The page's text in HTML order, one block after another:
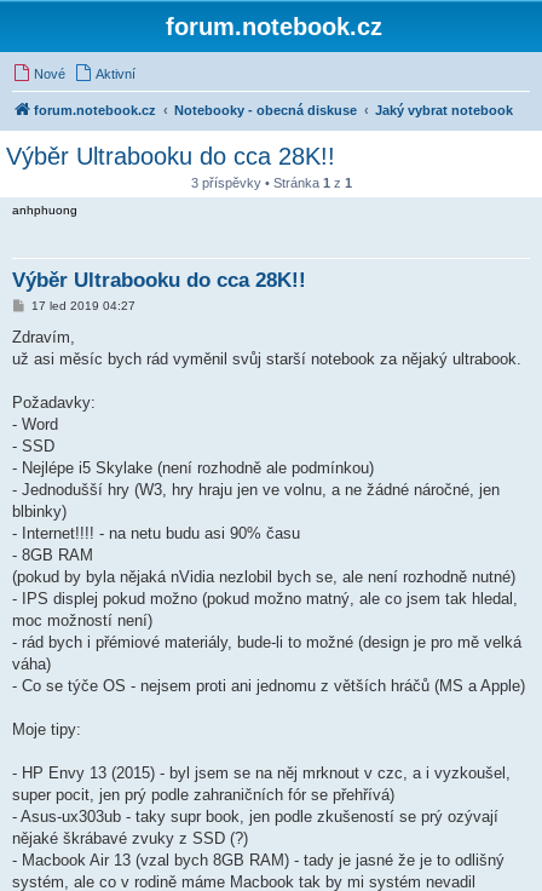
forum.notebook.cz
Nové Aktivní
forum.notebook.cz Notebooky - obecná diskuse Jaký vybrat notebook
Výběr Ultrabooku do cca 28K!!
3 příspěvky • Stránka 1 z 1
anhphuong
Výběr Ultrabooku do cca 28K!!
P
í
p
e
k
17 led 2019 04:27
Zdravím,
už asi měsíc bych rád vyměnil svůj starší notebook za nějaký ultrabook.
Požadavky:
- Word
- SSD
- Nejlépe i5 Skylake (není rozhodně ale podmínkou)
- Jednodušší hry (W3, hry hraju jen ve volnu, a ne žádné náročné, jen
blbinky)
- Internet!!!! - na netu budu asi 90% času
- 8GB RAM
(pokud by byla nějaká nVidia nezlobil bych se, ale není rozhodně nutné)
- IPS displej pokud možno (pokud možno matný, ale co jsem tak hledal,
moc možností není)
- rád bych i přémiové materiály, bude-li to možné (design je pro mě velká
váha)
- Co se týče OS - nejsem proti ani jednomu z větších hráčů (MS a Apple)
Moje tipy:
- HP Envy 13 (2015) - byl jsem se na něj mrknout v czc, a i vyzkoušel,
super pocit, jen prý podle zahraničních fór se přehřívá)
- Asus-ux303ub - taky supr book, jen podle zkušeností se prý ozývají
nějaké škrábavé zvuky z SSD (?)
- Macbook Air 13 (vzal bych 8GB RAM) - tady je jasné že je to odlišný
systém, ale co v rodině máme Macbook tak by mi systém nevadil